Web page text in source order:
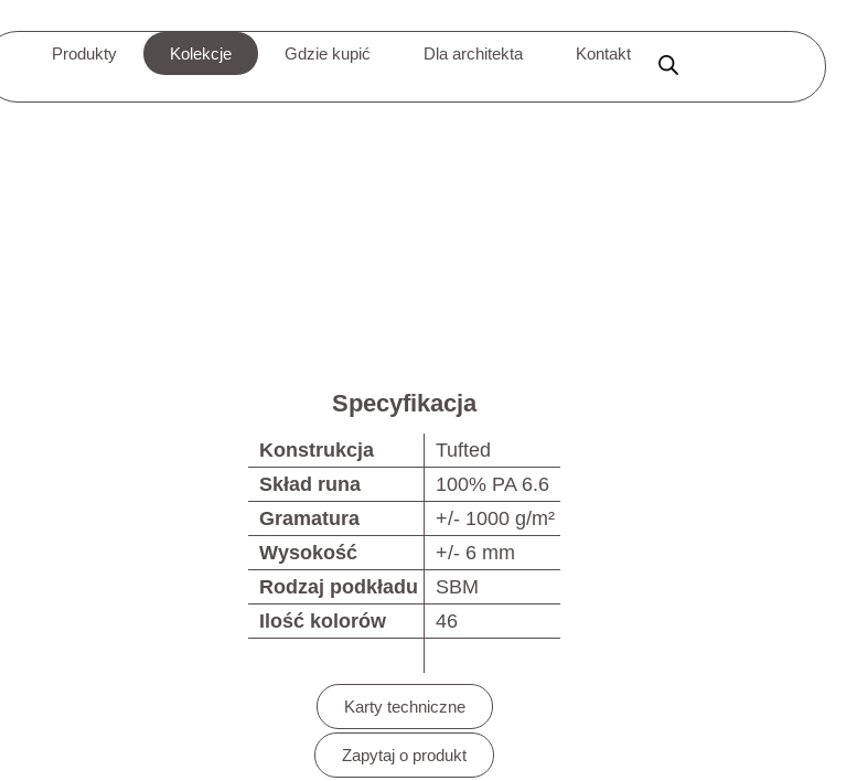
Produkty Kolekcje Gdzie kupić Dla architekta Kontakt
Specyfikacja
Konstrukcja
Tufted
Skład runa
100% PA 6.6
Gramatura
+/- 1000 g/m²
Wysokość
+/- 6 mm
Rodzaj podkładu
SBM
Ilość kolorów
46
Karty techniczne
Zapytaj o produkt